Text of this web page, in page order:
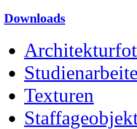
Downloads
Texturen